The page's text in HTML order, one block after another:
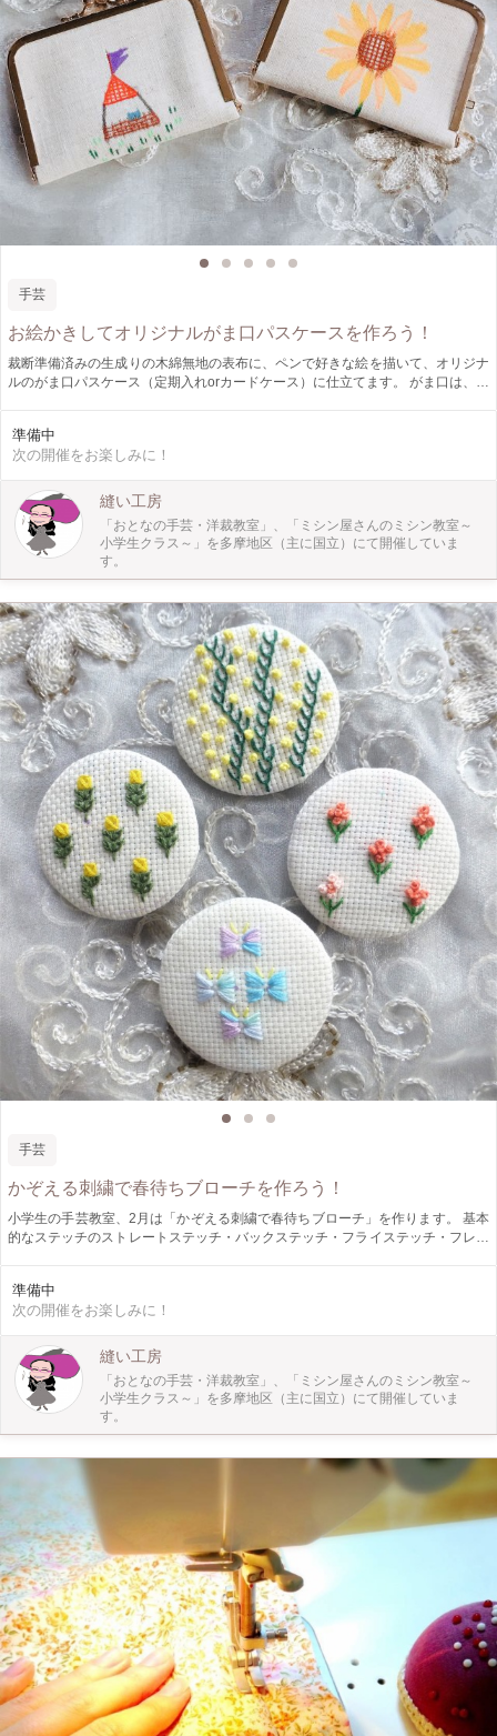
手芸
お絵かきしてオリジナルがま口パスケースを作ろう！
裁断準備済みの生成りの木綿無地の表布に、ペンで好きな絵を描いて、オリジナ
ルのがま口パスケース（定期入れorカードケース）に仕立てます。 がま口は、縫
準備中
次の開催をお楽しみに！
縫い工房
「おとなの手芸・洋裁教室」、「ミシン屋さんのミシン教室～
小学生クラス～」を多摩地区（主に国立）にて開催していま
す。
手芸
かぞえる刺繍で春待ちブローチを作ろう！
小学生の手芸教室、2月は「かぞえる刺繍で春待ちブローチ」を作ります。 基本
的なステッチのストレートステッチ・バックステッチ・フライステッチ・フレン
す。 刺繍するモチーフの数は、好きなだけ、小学生のやりたい気持ちとデザイ
ンに合わせて自分で決めてもらいます。
準備中
次の開催をお楽しみに！
縫い工房
「おとなの手芸・洋裁教室」、「ミシン屋さんのミシン教室～
小学生クラス～」を多摩地区（主に国立）にて開催していま
す。